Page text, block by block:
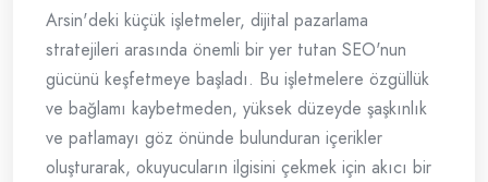
Arsin'deki küçük işletmeler, dijital pazarlama
stratejileri arasında önemli bir yer tutan SEO'nun
gücünü keşfetmeye başladı. Bu işletmelere özgüllük
ve bağlamı kaybetmeden, yüksek düzeyde şaşkınlık
ve patlamayı göz önünde bulunduran içerikler
oluşturarak, okuyucuların ilgisini çekmek için akıcı bir